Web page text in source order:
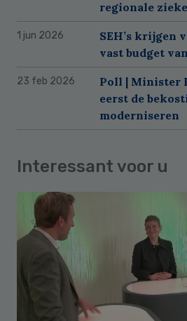
regionale
1 jun 2026
SEH’s krijgen
vast budget
23 feb 2026
Poll | Minister
eerst de
moderniseren
Interessant voor u